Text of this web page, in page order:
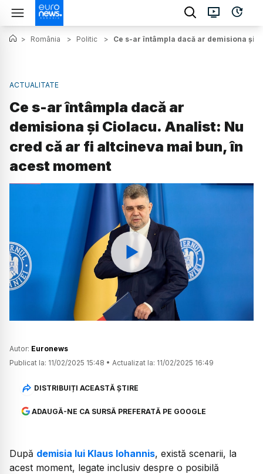
> România > Politic > Ce s-ar întâmpla dacă ar demisiona și
ACTUALITATE
Ce s-ar întâmpla dacă ar
demisiona și Ciolacu. Analist: Nu
cred că ar fi altcineva mai bun, în
acest moment
Watch
Autor: Euronews
Publicat la: 11/02/2025 15:48 • Actualizat la: 11/02/2025 16:49
DISTRIBUIȚI ACEASTĂ ȘTIRE
ADAUGĂ-NE CA SURSĂ PREFERATĂ PE GOOGLE
După demisia lui Klaus Iohannis, există scenarii, la
acest moment, legate inclusiv despre o posibilă